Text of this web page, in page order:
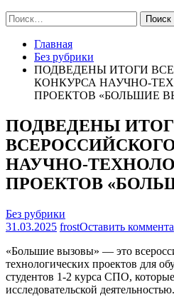
Найти:
Главная
Без рубрики
ПОДВЕДЕНЫ ИТОГИ
КОНКУРСА НАУЧНО-
ПРОЕКТОВ «БОЛЬШИЕ
ПОДВЕДЕНЫ
НАУЧНО-
ПРОЕКТОВ
Без рубрики
31.03.2025 frostОставить
«Большие вызовы» — это
технологических проектов для
студентов 1-2 курса СПО,
исследовательской деятельностью.